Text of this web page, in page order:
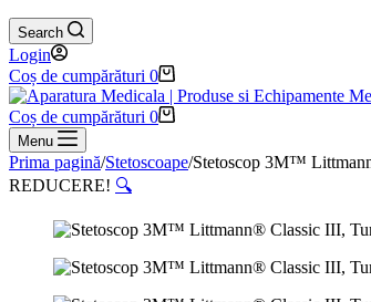
Search
Login
Coș de cumpărături 0
Coș de cumpărături 0
Menu
Prima pagină/Stetoscoape/Stetoscop 3M™
REDUCERE! 🔍